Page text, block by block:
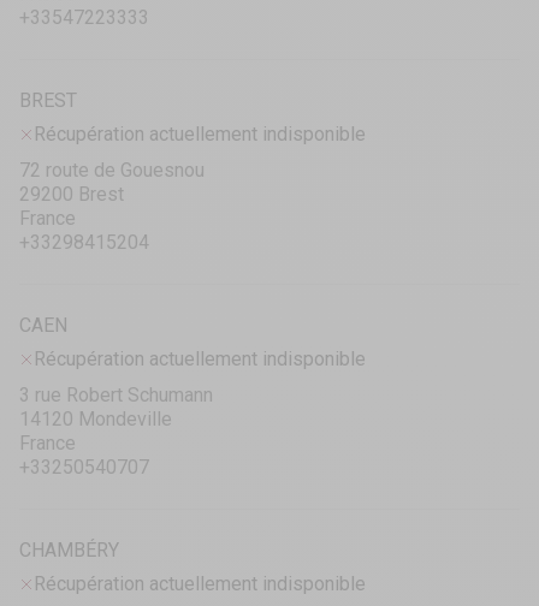
+33547223333
BREST
Récupération actuellement indisponible
72 route de Gouesnou
29200 Brest
France
+33298415204
CAEN
Récupération actuellement indisponible
3 rue Robert Schumann
14120 Mondeville
France
+33250540707
CHAMBÉRY
Récupération actuellement indisponible